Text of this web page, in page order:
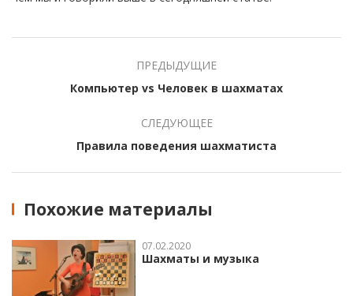
ПРЕДЫДУЩИЕ
Компьютер vs Человек в шахматах
СЛЕДУЮЩЕЕ
Правила поведения шахматиста
Похожие материалы
07.02.2020
Шахматы и музыка